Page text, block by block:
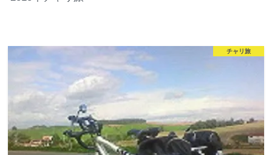
チャリ旅